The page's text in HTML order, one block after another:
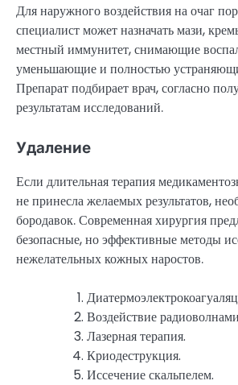
Для наружного воздействия на очаг
специалист может назначать мази,
местный иммунитет, снимающие
уменьшающие и полностью
Препарат подбирает врач, согласно
результатам исследований.
Удаление
Если длительная терапия
не принесла желаемых результатов,
бородавок. Современная хирургия
безопасные, но эффективные методы
нежелательных кожных наростов.
Воздействие
Лазерная терапия.
Криодеструкция.
Иссечение скальпелем.